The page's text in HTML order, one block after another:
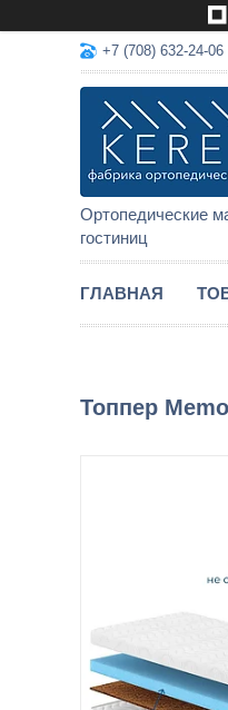
+7 (708) 632-24-06
Ортопедические
гостиниц
ГЛАВНАЯ
Топпер